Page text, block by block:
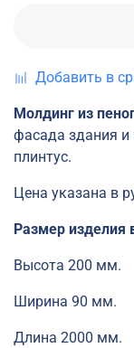
Добавить в
Молдинг из
фасада здания и
плинтус.
Цена указана в
Размер изделия
Высота 200 мм.
Ширина 90 мм.
Длина 2000 мм.